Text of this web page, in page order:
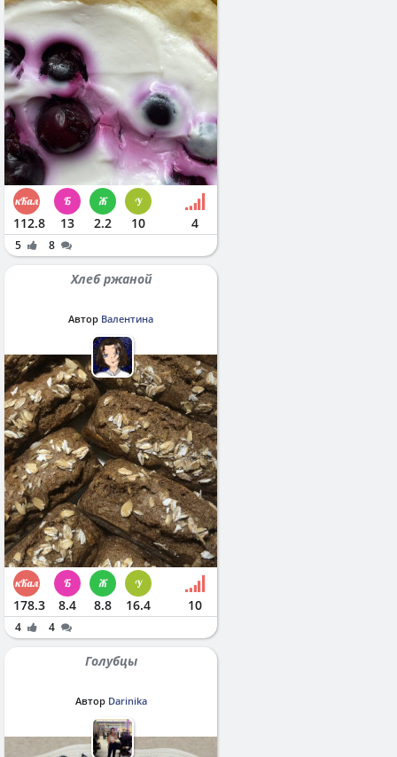
112.8 13 2.2 10 4
5 8
Хлеб ржаной
Автор Валентина
178.3 8.4 8.8 16.4 10
4 4
Голубцы
Автор Darinika